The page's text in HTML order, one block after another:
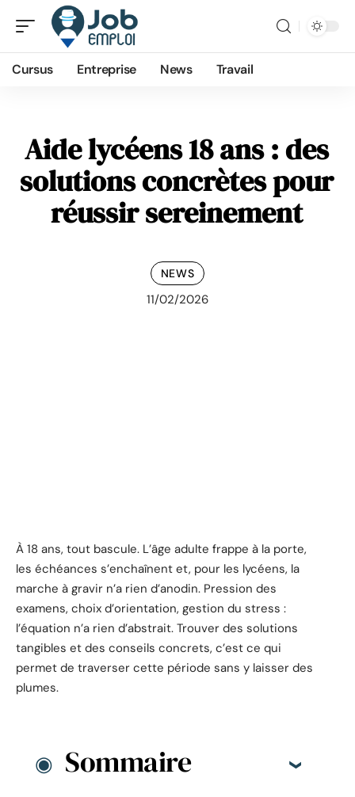
Cursus Entreprise News Travail
Aide lycéens 18 ans : des
solutions concrètes pour
réussir sereinement
NEWS
11/02/2026
À 18 ans, tout bascule. L’âge adulte frappe à la porte,
les échéances s’enchaînent et, pour les lycéens, la
marche à gravir n’a rien d’anodin. Pression des
examens, choix d’orientation, gestion du stress :
l’équation n’a rien d’abstrait. Trouver des solutions
tangibles et des conseils concrets, c’est ce qui
permet de traverser cette période sans y laisser des
plumes.
Sommaire